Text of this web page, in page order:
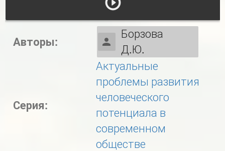
Авторы:
Борзова
Д.Ю.
Серия:
Актуальные
проблемы развития
человеческого
потенциала в
современном
обществе